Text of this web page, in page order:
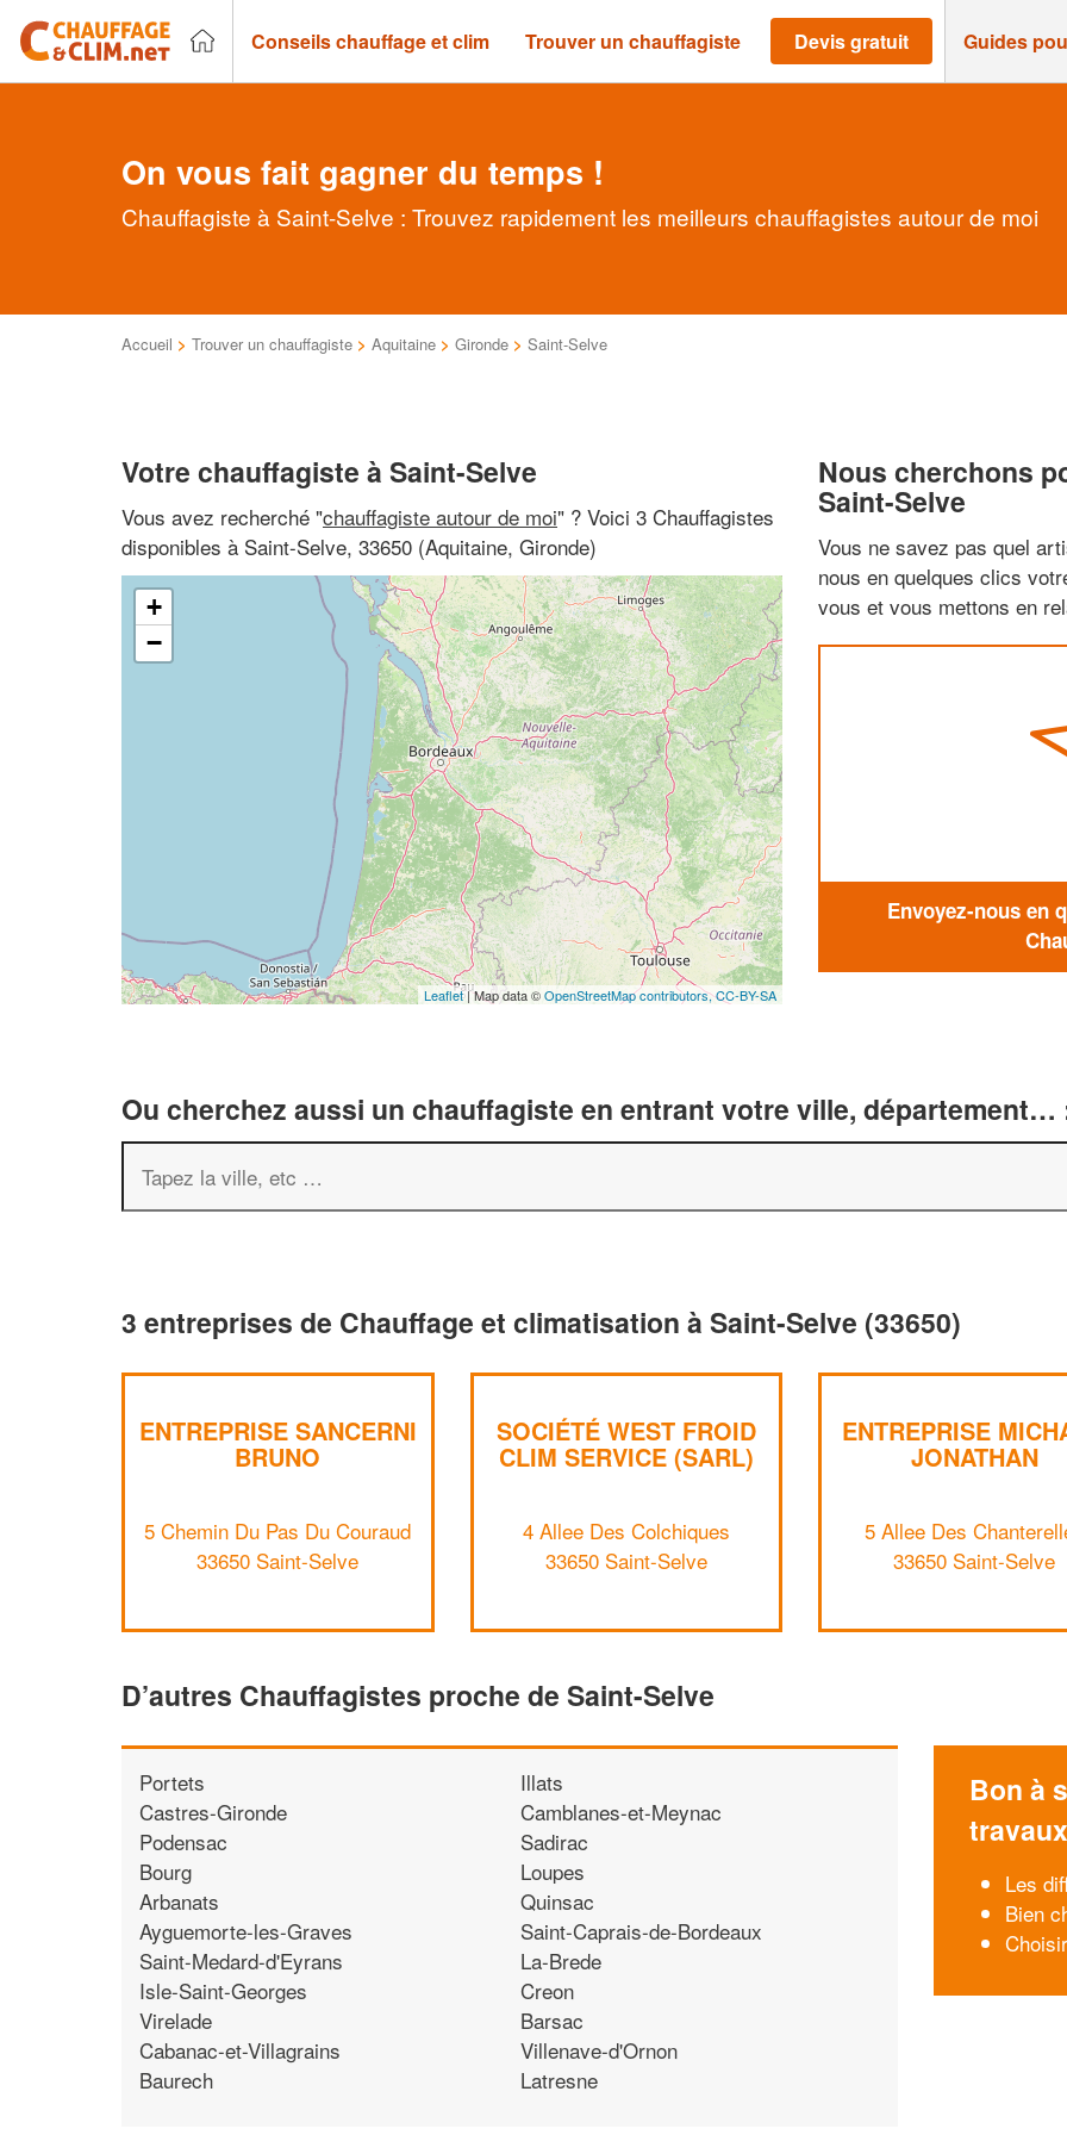
Conseils chauffage et clim Trouver un chauffagiste Devis gratuit Guides
On vous fait gagner du temps !
Chauffagiste à Saint-Selve : Trouvez rapidement les meilleurs chauffagistes autour de moi
Accueil > Trouver un chauffagiste > Aquitaine > Gironde > Saint-Selve
Votre chauffagiste à Saint-Selve
Vous avez recherché "chauffagiste autour de moi" ? Voici 3 Chauffagistes
disponibles à Saint-Selve, 33650 (Aquitaine, Gironde)
+
−
Leaflet| Map data ©OpenStreetMap contributors,CC-BY-SA
Nous cherchons
Saint-Selve
Vous ne savez pas quel
nous en quelques clics
vous et vous mettons en
Envoyez-nous en
Ou cherchez aussi un chauffagiste en entrant votre ville, département…
3 entreprises de Chauffage et climatisation à Saint-Selve (33650)
ENTREPRISE SANCERNI
BRUNO
5 Chemin Du Pas Du Couraud
33650 Saint-Selve
SOCIÉTÉ WEST FROID
CLIM SERVICE (SARL)
4 Allee Des Colchiques
33650 Saint-Selve
ENTREPRISE
JONATHAN
5 Allee Des
33650 Saint-Selve
D’autres Chauffagistes proche de Saint-Selve
Portets
Castres-Gironde
Podensac
Bourg
Arbanats
Ayguemorte-les-Graves
Saint-Medard-d'Eyrans
Isle-Saint-Georges
Virelade
Cabanac-et-Villagrains
Baurech
Illats
Camblanes-et-Meynac
Sadirac
Loupes
Quinsac
Saint-Caprais-de-Bordeaux
La-Brede
Creon
Barsac
Villenave-d'Ornon
Latresne
Bon à
travaux
Les
Bien